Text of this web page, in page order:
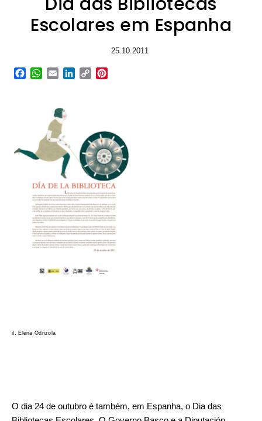
Escolares em Espanha
25.10.2011
Facebook
WhatsApp
EmailLinkedIn
Copy
il. Elena Odrizola
O dia 24 de outubro é também, em Espanha, o Dia das